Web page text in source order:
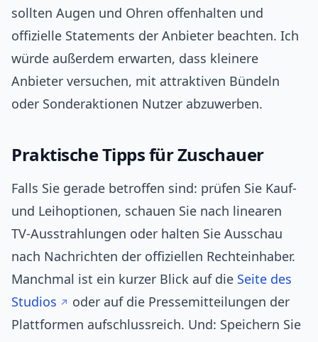
sollten Augen und Ohren offenhalten und
offizielle Statements der Anbieter beachten. Ich
würde außerdem erwarten, dass kleinere
Anbieter versuchen, mit attraktiven Bündeln
oder Sonderaktionen Nutzer abzuwerben.
Praktische Tipps für Zuschauer
Falls Sie gerade betroffen sind: prüfen Sie Kauf‑
und Leihoptionen, schauen Sie nach linearen
TV‑Ausstrahlungen oder halten Sie Ausschau
nach Nachrichten der offiziellen Rechteinhaber.
Manchmal ist ein kurzer Blick auf die Seite des
Studios
oder auf die Pressemitteilungen der
Plattformen aufschlussreich. Und: Speichern Sie